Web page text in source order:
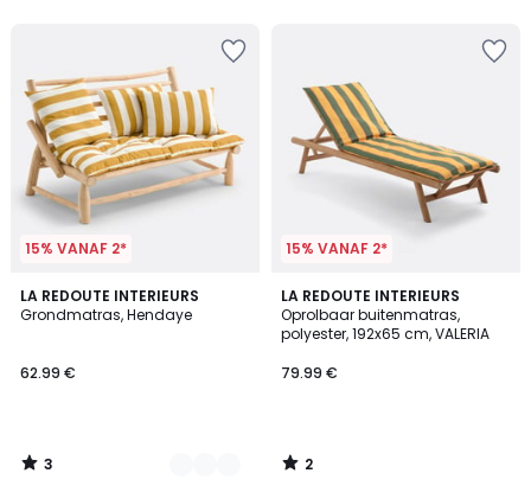
15% VANAF 2*
LA REDOUTE INTERIEURS
Grondmatras, Hendaye
62.99 €
3
/
5
Kleuren
3
/
15% VANAF 2*
LA REDOUTE INTERIEURS
Oprolbaar buitenmatras,
polyester, 192x65 cm, VALERIA
79.99 €
2
/
5
2
/